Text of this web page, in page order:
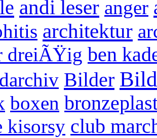
andi leser anger
architektur
dreiÃŸig ben
Bilder
boxen
kisorsy club